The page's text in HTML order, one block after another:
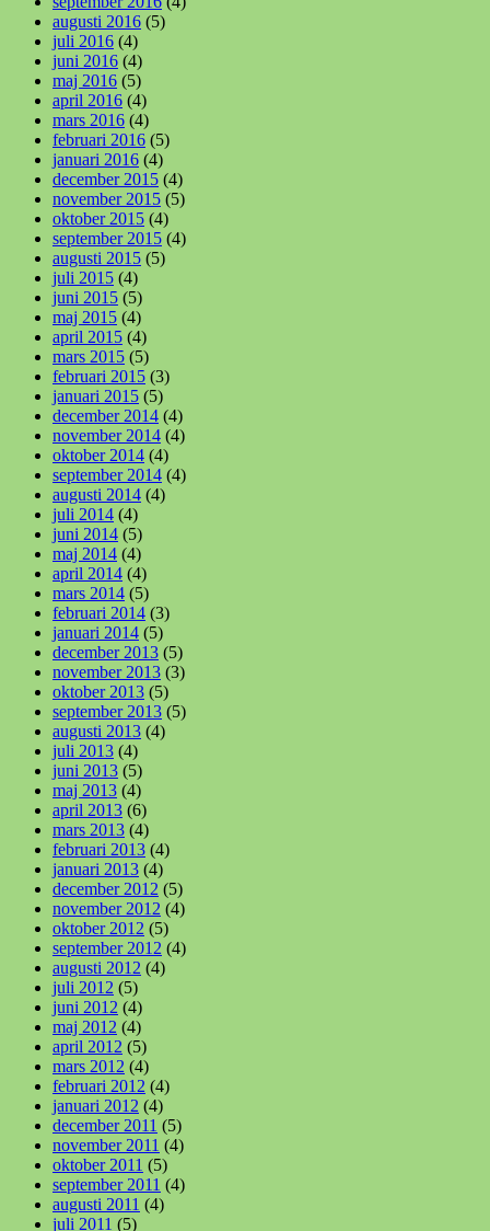
augusti 2016 (5)
juli 2016 (4)
juni 2016 (4)
maj 2016 (5)
april 2016 (4)
mars 2016 (4)
februari 2016 (5)
januari 2016 (4)
december 2015 (4)
november 2015 (5)
oktober 2015 (4)
september 2015 (4)
augusti 2015 (5)
juli 2015 (4)
juni 2015 (5)
maj 2015 (4)
april 2015 (4)
mars 2015 (5)
februari 2015 (3)
januari 2015 (5)
december 2014 (4)
november 2014 (4)
oktober 2014 (4)
september 2014 (4)
augusti 2014 (4)
juli 2014 (4)
juni 2014 (5)
maj 2014 (4)
april 2014 (4)
mars 2014 (5)
februari 2014 (3)
januari 2014 (5)
december 2013 (5)
november 2013 (3)
oktober 2013 (5)
september 2013 (5)
augusti 2013 (4)
juli 2013 (4)
juni 2013 (5)
maj 2013 (4)
april 2013 (6)
mars 2013 (4)
februari 2013 (4)
januari 2013 (4)
december 2012 (5)
november 2012 (4)
oktober 2012 (5)
september 2012 (4)
augusti 2012 (4)
juli 2012 (5)
juni 2012 (4)
maj 2012 (4)
april 2012 (5)
mars 2012 (4)
februari 2012 (4)
januari 2012 (4)
december 2011 (5)
november 2011 (4)
oktober 2011 (5)
september 2011 (4)
augusti 2011 (4)
juli 2011 (5)